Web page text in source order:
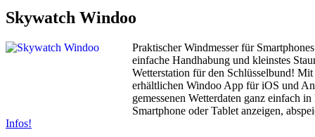
Skywatch Windoo
Praktischer Windmesser für
einfache Handhabung und kleinstes
Wetterstation für den Schlüsselbund!
erhältlichen Windoo App für iOS und
gemessenen Wetterdaten ganz einfach
Smartphone oder Tablet anzeigen,
Infos!